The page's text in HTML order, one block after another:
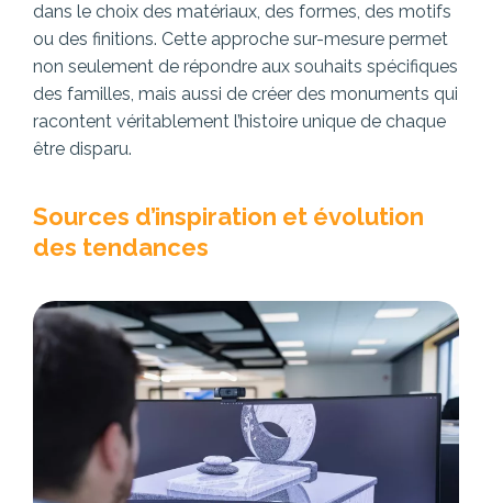
dans le choix des matériaux, des formes, des motifs
ou des finitions. Cette approche sur-mesure permet
non seulement de répondre aux souhaits spécifiques
des familles, mais aussi de créer des monuments qui
racontent véritablement l’histoire unique de chaque
être disparu.
Sources d’inspiration et évolution
des tendances